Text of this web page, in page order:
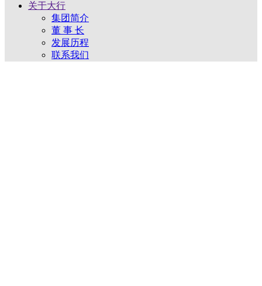
关于大行
集团简介
董 事 长
发展历程
联系我们